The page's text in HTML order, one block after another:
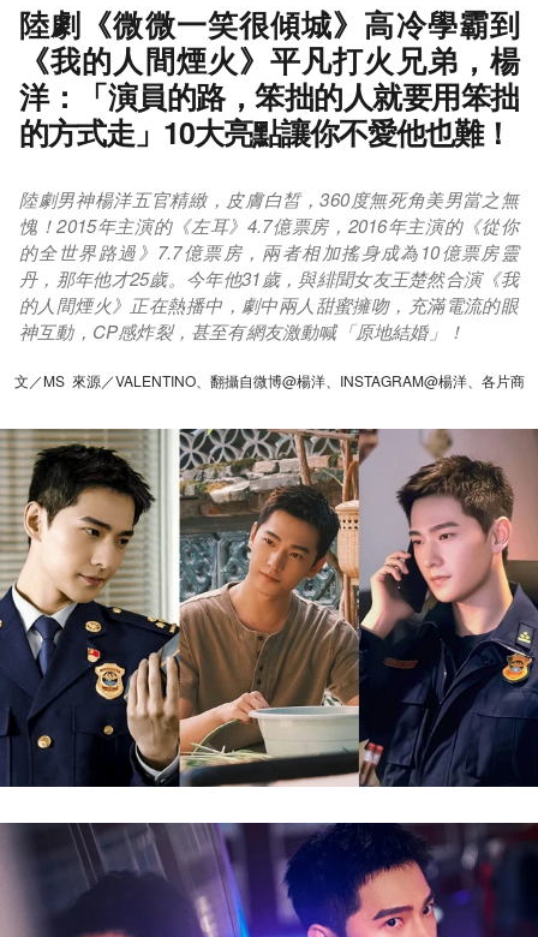
陸劇《微微一笑很傾城》高冷學霸到
《我的人間煙火》平凡打火兄弟，楊
洋：「演員的路，笨拙的人就要用笨拙
的方式走」10大亮點讓你不愛他也難！
陸劇男神楊洋五官精緻，皮膚白皙，360度無死角美男當之無
愧！2015年主演的《左耳》4.7億票房，2016年主演的《從你
的全世界路過》7.7億票房，兩者相加搖身成為10億票房靈
丹，那年他才25歲。今年他31歲，與緋聞女友王楚然合演《我
的人間煙火》正在熱播中，劇中兩人甜蜜擁吻，充滿電流的眼
神互動，CP感炸裂，甚至有網友激動喊「原地結婚」！
文／MS 來源／VALENTINO、翻攝自微博@楊洋、INSTAGRAM@楊洋、各片商